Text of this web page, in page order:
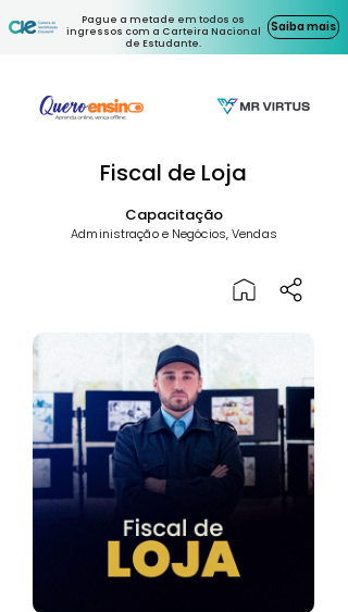
Pague a metade em todos os
ingressos com a Carteira Nacional
de Estudante.
Saiba mais
Fiscal de Loja
Capacitação
Administração e Negócios, Vendas